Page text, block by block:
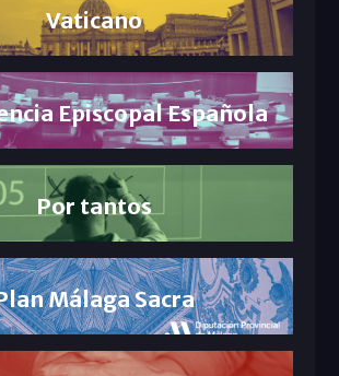
Vaticano
Episcopal Española
Por tantos
Málaga Sacra